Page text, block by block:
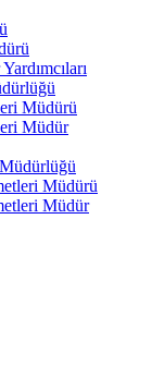
Müdürü
Müdür
Müdürü
Müdür